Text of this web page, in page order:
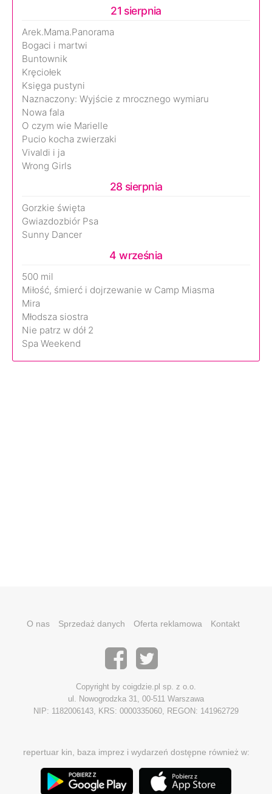
21 sierpnia
Arek.Mama.Panorama
Bogaci i martwi
Buntownik
Kręciołek
Księga pustyni
Naznaczony: Wyjście z mrocznego wymiaru
Nowa fala
O czym wie Marielle
Pucio kocha zwierzaki
Vivaldi i ja
Wrong Girls
28 sierpnia
Gorzkie święta
Gwiazdozbiór Psa
Sunny Dancer
4 września
500 mil
Miłość, śmierć i dojrzewanie w Camp Miasma
Mira
Młodsza siostra
Nie patrz w dół 2
Spa Weekend
O nas Sprzedaż danych Oferta reklamowa Kontakt
Copyright by coigdzie.pl sp. z o.o.
ul. Nowogrodzka 31, 00-511 Warszawa
NIP: 1182006143, KRS: 0000335060, REGON: 141962729
repertuar kin, baza imprez i wydarzeń dostępne również w: